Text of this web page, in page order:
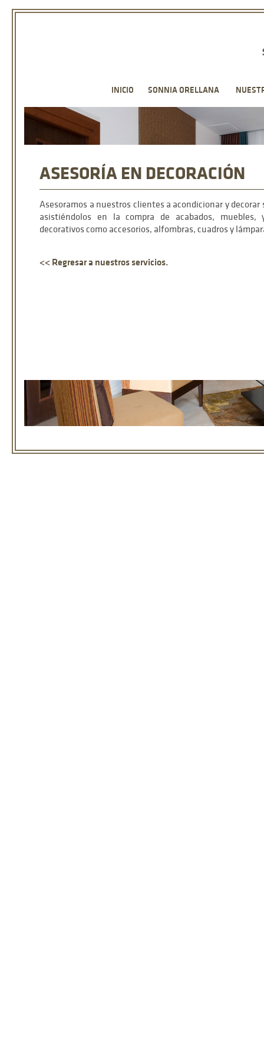
ASESORÍA EN DECORACIÓN
Asesoramos a nuestros clientes a acondicionar y decorar
asistiéndolos en la compra de acabados, muebles,
decorativos como accesorios, alfombras, cuadros y
<< Regresar a nuestros servicios.
INICIO SONNIA ORELLANA